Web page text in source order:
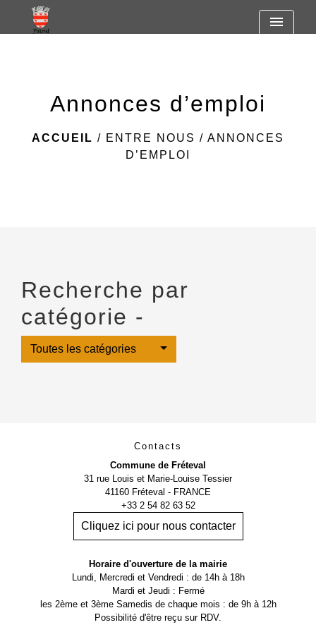
https://www.googletagmanager.com/gtag/js?id=G-
R7SF805ST2
menu
Annonces d’emploi
ACCUEIL / ENTRE NOUS / ANNONCES
D’EMPLOI
Recherche par
catégorie -
Toutes les catégories
Contacts
Commune de Fréteval
31 rue Louis et Marie-Louise Tessier
41160 Fréteval - FRANCE
+33 2 54 82 63 52
Cliquez ici pour nous contacter
Horaire d'ouverture de la mairie
Lundi, Mercredi et Vendredi : de 14h à 18h
Mardi et Jeudi : Fermé
les 2ème et 3ème Samedis de chaque mois : de 9h à 12h
Possibilité d'être reçu sur RDV.